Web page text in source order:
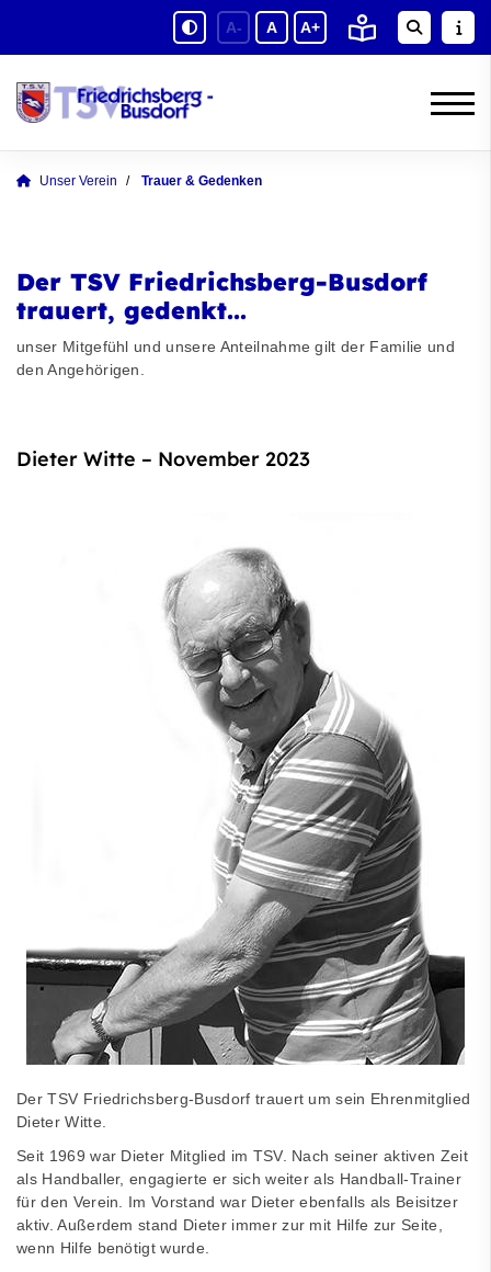
A- A A+
Unser Verein Trauer & Gedenken
Der TSV Friedrichsberg-Busdorf
trauert, gedenkt...
unser Mitgefühl und unsere Anteilnahme gilt der Familie und
den Angehörigen.
Dieter Witte – November 2023
Der TSV Friedrichsberg-Busdorf trauert um sein Ehrenmitglied
Dieter Witte.
Seit 1969 war Dieter Mitglied im TSV. Nach seiner aktiven Zeit
als Handballer, engagierte er sich weiter als Handball-Trainer
für den Verein. Im Vorstand war Dieter ebenfalls als Beisitzer
aktiv. Außerdem stand Dieter immer zur mit Hilfe zur Seite,
wenn Hilfe benötigt wurde.